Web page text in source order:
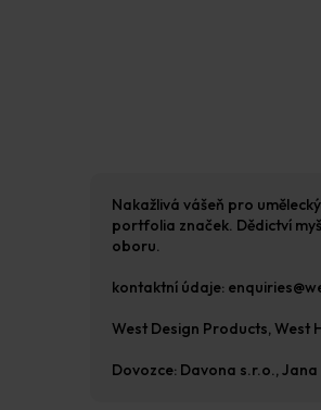
Nakažlivá vášeň pro
portfolia značek. Dědictví
oboru.
kontaktní údaje:
West Design Products, West
Dovozce: Davona s.r.o.,